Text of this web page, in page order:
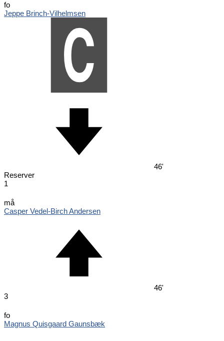
fo
Jeppe Brinch-Vilhelmsen
46'
Reserver
1
må
Casper Vedel-Birch Andersen
46'
3
fo
Magnus Quisgaard Gaunsbæk